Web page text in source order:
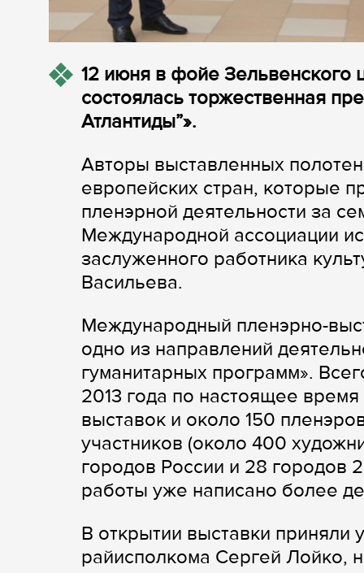
12 июня в фойе Зельвенского
состоялась торжественная
Атлантиды”».
Авторы выставленных
европейских стран, которые
пленэрной деятельности за
Международной ассоциации
заслуженного работника
Васильева.
Международный пленэрно-
одно из направлений
гуманитарных программ».
2013 года по настоящее
выставок и около 150
участников (около 400
городов России и 28 городов
работы уже написано более
В открытии выставки приняли
райисполкома Сергей Лойко,